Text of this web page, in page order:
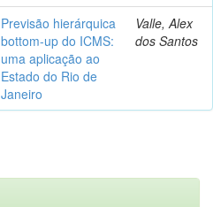
Previsão hierárquica
bottom-up do ICMS:
uma aplicação ao
Estado do Rio de
Janeiro
Valle, Alex
dos Santos